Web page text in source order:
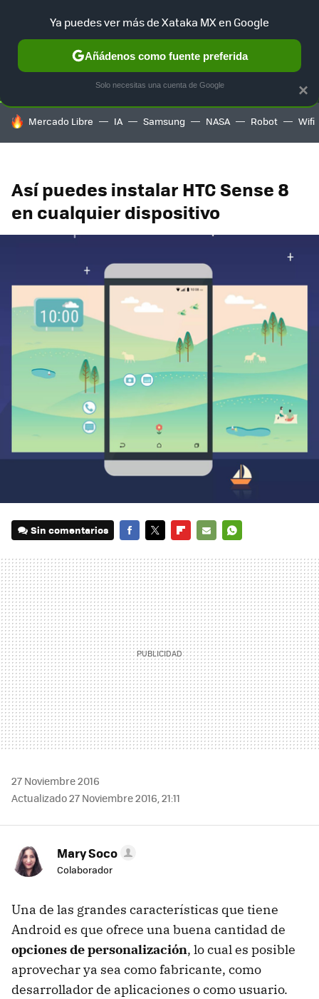
SELECCIÓN GAMING HOME AUTO TERRITORIO
HOY SE HABLA DE
Mercado Libre IA Samsung NASA Robot Wifi
Así puedes instalar HTC Sense 8
en cualquier dispositivo
Sin comentarios
MAIL
27 Noviembre 2016
Actualizado 27 Noviembre 2016, 21:11
Mary Soco
Colaborador
Una de las grandes características que tiene
Android es que ofrece una buena cantidad de
opciones de personalización, lo cual es posible
aprovechar ya sea como fabricante, como
desarrollador de aplicaciones o como usuario.
×
Ya puedes ver más de Xataka MX en Google
Añádenos como fuente preferida
Solo necesitas una cuenta de Google